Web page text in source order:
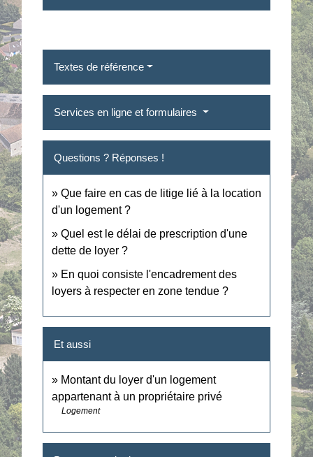
Textes de référence
Services en ligne et formulaires
Questions ? Réponses !
Que faire en cas de litige lié à la location
d'un logement ?
Quel est le délai de prescription d'une
dette de loyer ?
En quoi consiste l'encadrement des
loyers à respecter en zone tendue ?
Et aussi
Montant du loyer d'un logement
appartenant à un propriétaire privé
Logement